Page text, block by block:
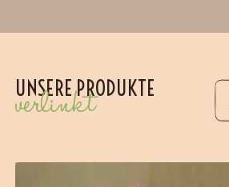
UNSERE PRODUKTE
verlinkt